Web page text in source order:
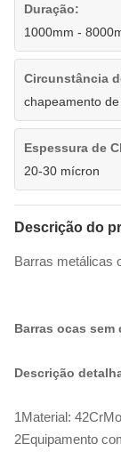
Duração:
1000mm -
Circunstância
chapeamento
Espessura de
20-30 mícron
Descrição do
Barras metálicas
Barras ocas sem
Descrição
1Material:
2Equipamento